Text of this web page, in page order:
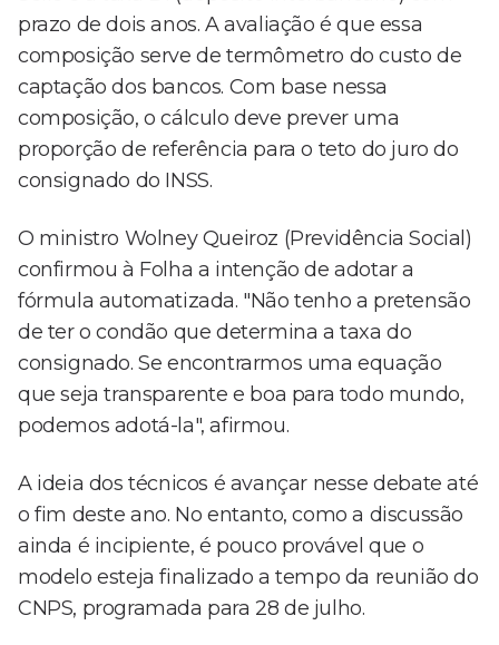
prazo de dois anos. A avaliação é que essa
composição serve de termômetro do custo de
captação dos bancos. Com base nessa
composição, o cálculo deve prever uma
proporção de referência para o teto do juro do
consignado do INSS.
O ministro Wolney Queiroz (Previdência Social)
confirmou à Folha a intenção de adotar a
fórmula automatizada. "Não tenho a pretensão
de ter o condão que determina a taxa do
consignado. Se encontrarmos uma equação
que seja transparente e boa para todo mundo,
podemos adotá-la", afirmou.
A ideia dos técnicos é avançar nesse debate até
o fim deste ano. No entanto, como a discussão
ainda é incipiente, é pouco provável que o
modelo esteja finalizado a tempo da reunião do
CNPS, programada para 28 de julho.